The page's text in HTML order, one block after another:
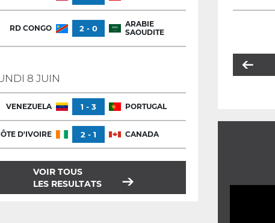
RD CONGO 2 - 0
ARABIE
SAOUDITE
8 JUIN
VENEZUELA 1 - 3 PORTUGAL
D'IVOIRE 2 - 1 CANADA
VOIR TOUS
LES RESULTATS